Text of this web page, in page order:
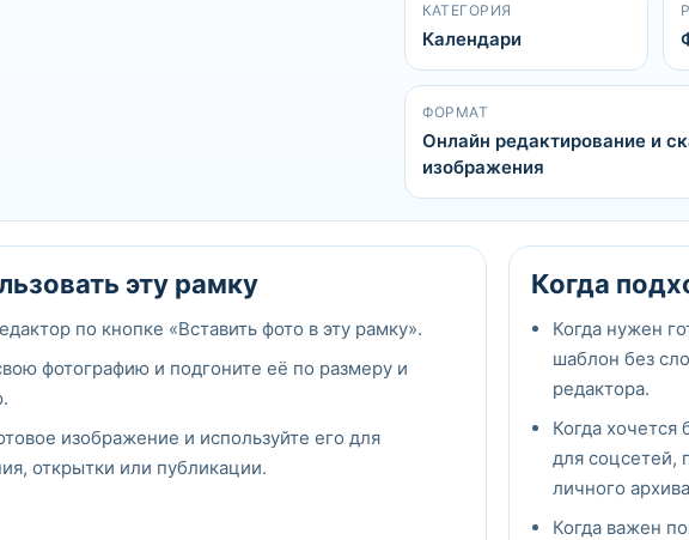
КАТЕГОРИЯ
Календари
ФОРМАТ
Онлайн редактирование и
изображения
эту рамку
по кнопке «Вставить фото в эту рамку».
фотографию и подгоните её по размеру и
изображение и используйте его для
открытки или публикации.
Когда
Когда нужен
шаблон без
редактора.
Когда хочется
для соцсетей,
личного
Когда важен